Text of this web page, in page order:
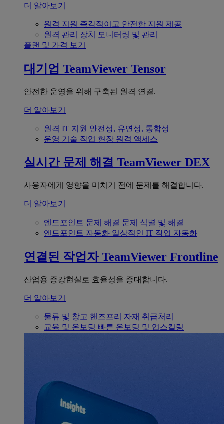
더 알아보기
원격 지원 즉각적이고 안전한 지원 제공
원격 관리 장치 모니터링 및 관리
플랜 및 가격 보기
대기업 TeamViewer Tensor
안전한 운영을 위해 구축된 원격 연결.
더 알아보기
원격 IT 지원 안전성, 유연성, 통합성
운영 기술 작업 현장 원격 액세스
실시간 문제 해결 TeamViewer DEX
사용자에게 영향을 미치기 전에 문제를 해결합니다.
더 알아보기
엔드포인트 문제 해결 문제 식별 및 해결
엔드포인트 자동화 일상적인 IT 작업 자동화
연결된 작업자 TeamViewer Frontline
산업용 증강현실로 효율성을 증대합니다.
더 알아보기
물류 및 창고 핸즈프리 자재 취급처리
교육 및 온보딩 빠른 온보딩 및 업스킬링